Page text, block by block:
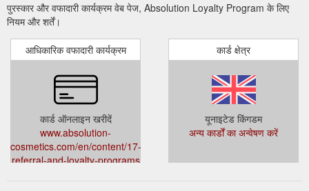
पुरस्कार और वफादारी कार्यक्रम वेब पेज, Absolution Loyalty Program के लिए
नियम और शर्तें।
आधिकारिक वफादारी कार्यक्रम
कार्ड ऑनलाइन खरीदें
www.absolution-
cosmetics.com/en/content/17-
referral-and-loyalty-programs
कार्ड क्षेत्र
यूनाइटेड किंगडम
अन्य कार्डों का अन्वेषण करें